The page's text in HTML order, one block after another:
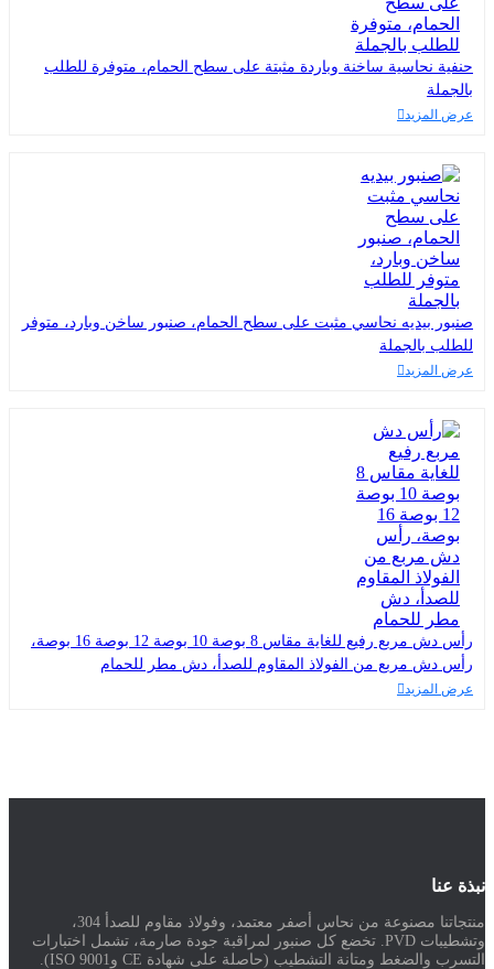
حنفية نحاسية ساخنة وباردة مثبتة على سطح الحمام، متوفرة للطلب
بالجملة
عرض المزيد
صنبور بيديه نحاسي مثبت على سطح الحمام، صنبور ساخن وبارد، متوفر
للطلب بالجملة
عرض المزيد
رأس دش مربع رفيع للغاية مقاس 8 بوصة 10 بوصة 12 بوصة 16 بوصة،
رأس دش مربع من الفولاذ المقاوم للصدأ، دش مطر للحمام
عرض المزيد
نبذة عنا
منتجاتنا مصنوعة من نحاس أصفر معتمد، وفولاذ مقاوم للصدأ 304،
وتشطيبات PVD. تخضع كل صنبور لمراقبة جودة صارمة، تشمل اختبارات
التسرب والضغط ومتانة التشطيب (حاصلة على شهادة CE وISO 9001).